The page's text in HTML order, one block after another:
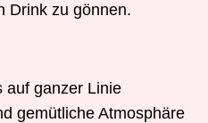
Drink zu gönnen.
auf ganzer Linie
gemütliche Atmosphäre